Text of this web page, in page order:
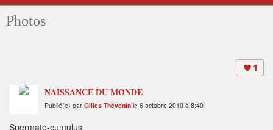
Photos
1
NAISSANCE DU MONDE
Publié(e) par Gilles Thévenin le 6 octobre 2010 à 8:40
Spermato-cumulus